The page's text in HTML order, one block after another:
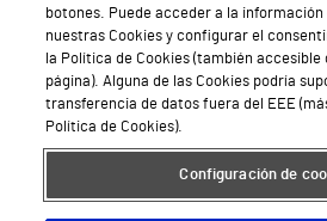
Teléfono Cita
Teléfono Atención al
Política de seguridad y
Conoce a
botones. Puede acceder a la
nuestras Cookies y configurar el
la Política de Cookies (también accesible
página). Alguna de las Cookies podría
transferencia de datos fuera del EEE
Política de Cookies).
Configuración de